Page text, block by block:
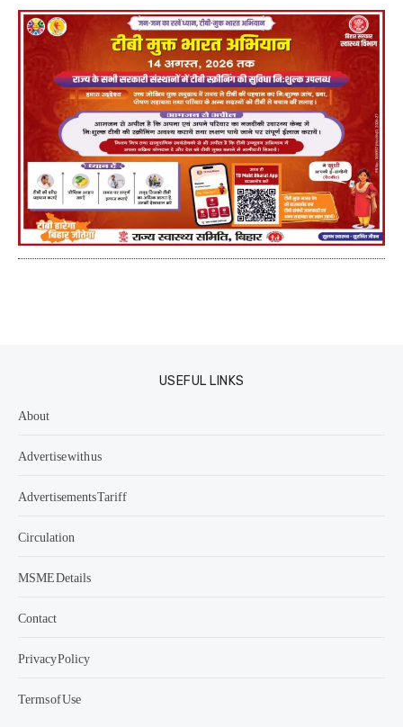
USEFUL LINKS
About
Advertise with us
Advertisements Tariff
Circulation
MSME Details
Contact
Privacy Policy
Terms of Use